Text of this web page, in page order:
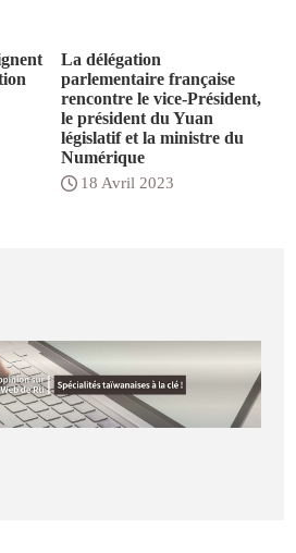
La délégation
parlementaire française
rencontre le vice-Président,
le président du Yuan
législatif et la ministre du
Numérique
18 Avril 2023